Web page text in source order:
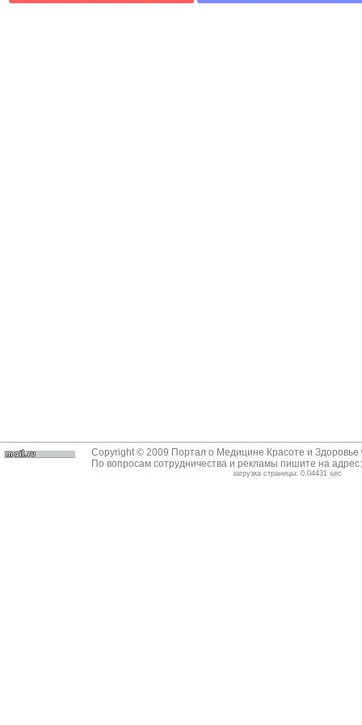
Copyright © 2009 Портал о Медицине Красоте и Здоровье
По вопросам сотрудничества и рекламы пишите на
загрузка страницы: 0.04431 sec